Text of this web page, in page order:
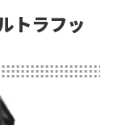
トラフッ